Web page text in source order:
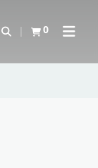
Abrir0
Ver carritoAbrir